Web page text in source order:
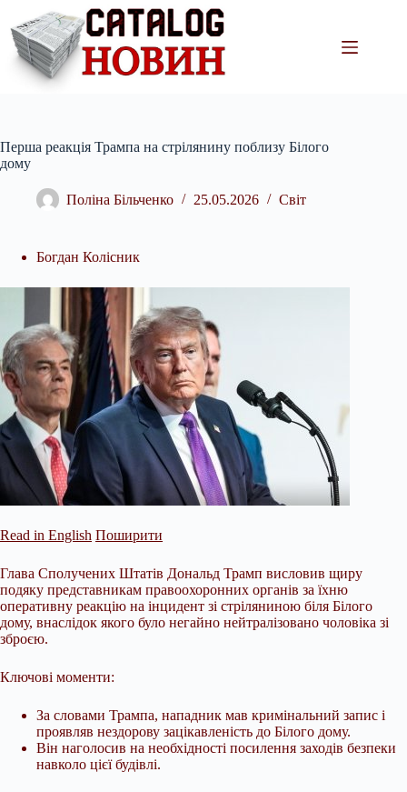
вмісту
Перша реакція Трампа на стрілянину поблизу Білого
дому
Поліна Більченко 25.05.2026 Світ
Богдан Колісник
Read in English Поширити
Глава Сполучених Штатів Дональд Трамп висловив щиру
подяку представникам правоохоронних органів за їхню
оперативну реакцію на інцидент зі стріляниною біля Білого
дому, внаслідок якого було негайно нейтралізовано чоловіка зі
зброєю.
Ключові моменти:
За словами Трампа, нападник мав кримінальний запис і
проявляв нездорову зацікавленість до Білого дому.
Він наголосив на необхідності посилення заходів безпеки
навколо цієї будівлі.